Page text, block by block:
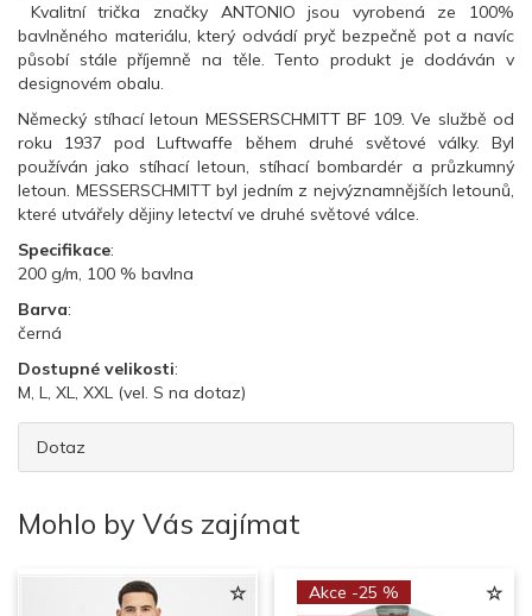
Kvalitní trička značky ANTONIO jsou vyrobená ze 100%
bavlněného materiálu, který odvádí pryč bezpečně pot a navíc
působí stále příjemně na těle. Tento produkt je dodáván v
designovém obalu.
Německý stíhací letoun MESSERSCHMITT BF 109. Ve službě od
roku 1937 pod Luftwaffe během druhé světové války. Byl
používán jako stíhací letoun, stíhací bombardér a průzkumný
letoun. MESSERSCHMITT byl jedním z nejvýznamnějších letounů,
které utvářely dějiny letectví ve druhé světové válce.
Specifikace:
200 g/m, 100 % bavlna
Barva:
černá
Dostupné velikosti:
M, L, XL, XXL (vel. S na dotaz)
Dotaz
Mohlo by Vás zajímat
Akce -25 %